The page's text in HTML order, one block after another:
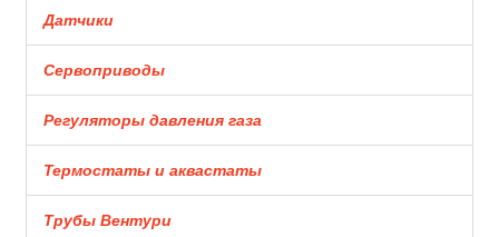
Датчики
Сервоприводы
Регуляторы давления газа
Термостаты и аквастаты
Трубы Вентури